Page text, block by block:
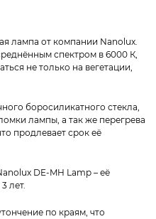
лампа от компании Nanolux.
спектром в 6000 К,
не только на вегетации,
боросиликатного стекла,
лампы, а так же перегрева
продлевает срок её
DE-MH Lamp – её
лет.
по краям, что